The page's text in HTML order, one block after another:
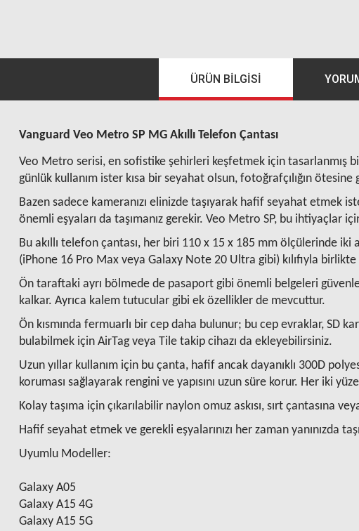
ÜRÜN BILGISI
Vanguard Veo Metro SP MG Akıllı Telefon Çantası
Veo Metro serisi, en sofistike şehirleri keşfetmek için tasarlanmış
günlük kullanım ister kısa bir seyahat olsun, fotoğrafçılığın ötesine
Bazen sadece kameranızı elinizde taşıyarak hafif seyahat etmek
önemli eşyaları da taşımanız gerekir. Veo Metro SP, bu ihtiyaçlar
Bu akıllı telefon çantası, her biri 110 x 15 x 185 mm ölçülerinde
(iPhone 16 Pro Max veya Galaxy Note 20 Ultra gibi) kılıfıyla
Ön taraftaki ayrı bölmede de pasaport gibi önemli belgeleri
kalkar. Ayrıca kalem tutucular gibi ek özellikler de mevcuttur.
Ön kısmında fermuarlı bir cep daha bulunur; bu cep evraklar, SD
bulabilmek için AirTag veya Tile takip cihazı da ekleyebilirsiniz.
Uzun yıllar kullanım için bu çanta, hafif ancak dayanıklı 300D
koruması sağlayarak rengini ve yapısını uzun süre korur. Her iki
Kolay taşıma için çıkarılabilir naylon omuz askısı, sırt çantasına
Hafif seyahat etmek ve gerekli eşyalarınızı her zaman yanınızda
Uyumlu Modeller:
Galaxy A05
Galaxy A15 4G
Galaxy A15 5G